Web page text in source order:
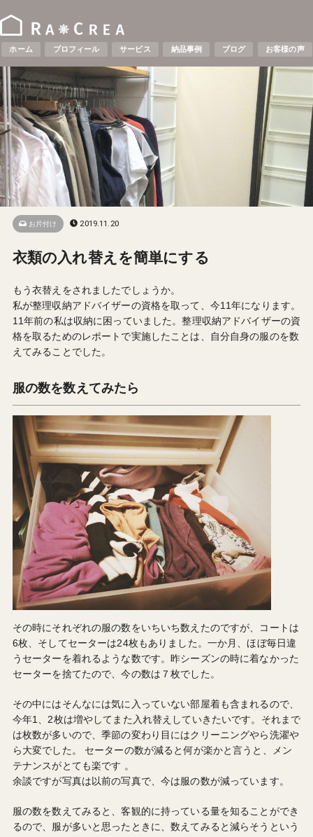
ホーム プロフィール サービス 納品事例 ブログ お客様の声
お片付け 2019.11.20
衣類の入れ替えを簡単にする
もう衣替えをされましたでしょうか。
私が整理収納アドバイザーの資格を取って、今11年になります。
11年前の私は収納に困っていました。整理収納アドバイザーの資
格を取るためのレポートで実施したことは、自分自身の服のを数
えてみることでした。
服の数を数えてみたら
その時にそれぞれの服の数をいちいち数えたのですが、コートは
6枚、そしてセーターは24枚もありました。一か月、ほぼ毎日違
うセーターを着れるような数です。昨シーズンの時に着なかった
セーターを捨てたので、今の数は７枚でした。
その中にはそんなには気に入っていない部屋着も含まれるので、
今年1、2枚は増やしてまた入れ替えしていきたいです。それまで
は枚数が多いので、季節の変わり目にはクリーニングやら洗濯や
ら大変でした。 セーターの数が減ると何が楽かと言うと、メン
テナンスがとても楽です 。
余談ですが写真は以前の写真で、今は服の数が減っています。
服の数を数えてみると、客観的に持っている量を知ることができ
るので、服が多いと思ったときに、数えてみると減らそうという